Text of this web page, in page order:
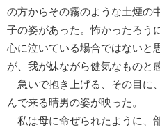
の方からその霧のような土煙の
子の姿があった。怖かったろう
心に泣いている場合ではないと
が、我が妹ながら健気なものと
急いで抱き上げる、その目に
んで来る晴男の姿が映った。
私は母に命ぜられたように、